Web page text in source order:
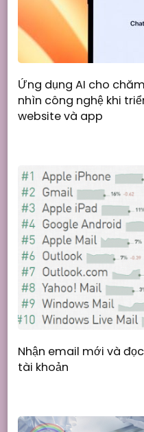
Ứng dụng AI cho
nhìn công nghệ khi
website và app
Nhận email mới và
tài khoản